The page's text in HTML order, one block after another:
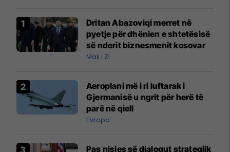
Dritan Abazoviqi merret në
pyetje për dhënien e shtetësisë
së nderit biznesmenit kosovar
Mali i Zi
Aeroplani më i ri luftarak i
Gjermanisë u ngrit për herë të
parë në qiell
Evropa
Pas nisjes së dialogut strategjik